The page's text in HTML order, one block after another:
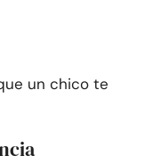
un chico te